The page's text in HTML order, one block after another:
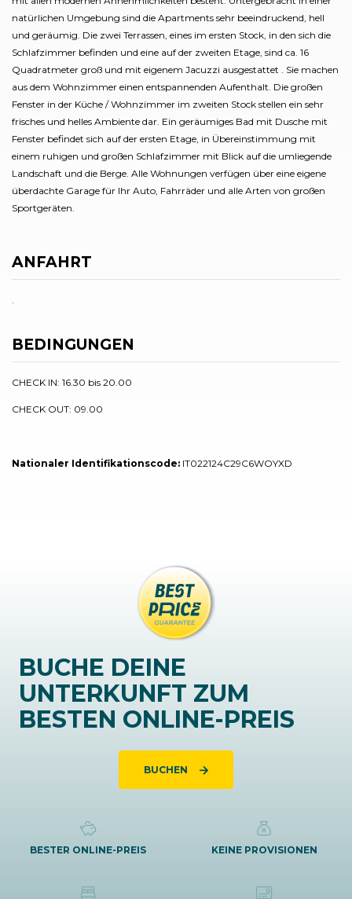
natürlichen Umgebung sind die Apartments sehr beeindruckend, hell
und geräumig. Die zwei Terrassen, eines im ersten Stock, in den sich die
Schlafzimmer befinden und eine auf der zweiten Etage, sind ca. 16
Quadratmeter groß und mit eigenem Jacuzzi ausgestattet . Sie machen
aus dem Wohnzimmer einen entspannenden Aufenthalt. Die großen
Fenster in der Küche / Wohnzimmer im zweiten Stock stellen ein sehr
frisches und helles Ambiente dar. Ein geräumiges Bad mit Dusche mit
Fenster befindet sich auf der ersten Etage, in Übereinstimmung mit
einem ruhigen und großen Schlafzimmer mit Blick auf die umliegende
Landschaft und die Berge. Alle Wohnungen verfügen über eine eigene
überdachte Garage für Ihr Auto, Fahrräder und alle Arten von großen
Sportgeräten.
ANFAHRT
BEDINGUNGEN
CHECK IN: 16.30 bis 20.00
CHECK OUT: 09.00
Nationaler Identifikationscode: IT022124C29C6WOYXD
BUCHE DEINE
UNTERKUNFT ZUM
BESTEN ONLINE-PREIS
BUCHEN
BESTER ONLINE-PREIS KEINE PROVISIONEN